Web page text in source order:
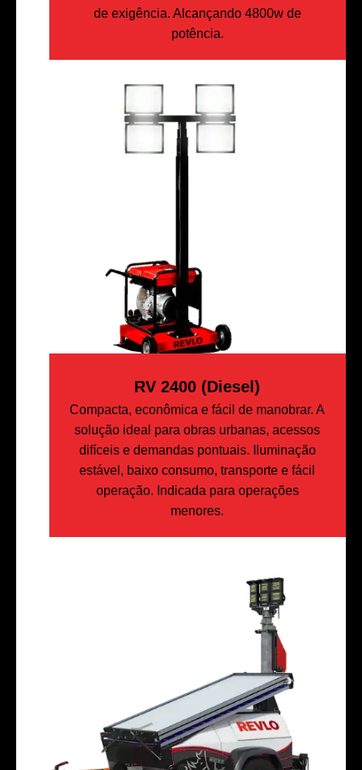
de exigência. Alcançando 4800w de
potência.
RV 2400 (Diesel)
Compacta, econômica e fácil de manobrar. A
solução ideal para obras urbanas, acessos
difíceis e demandas pontuais. Iluminação
estável, baixo consumo, transporte e fácil
operação. Indicada para operações
menores.